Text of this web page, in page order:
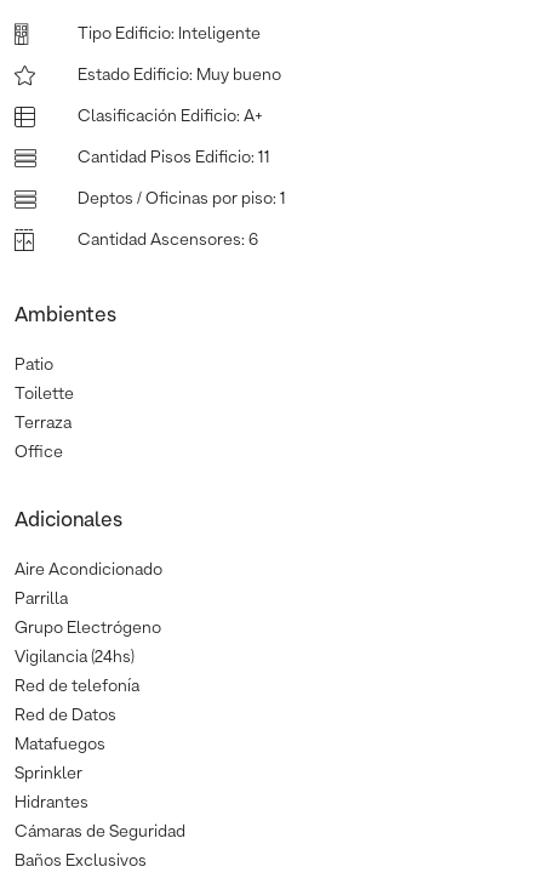
Tipo Edificio: Inteligente
Estado Edificio: Muy bueno
Clasificación Edificio: A+
Cantidad Pisos Edificio: 11
Deptos / Oficinas por piso: 1
Cantidad Ascensores: 6
Ambientes
Patio
Toilette
Terraza
Office
Adicionales
Aire Acondicionado
Parrilla
Grupo Electrógeno
Vigilancia (24hs)
Red de telefonía
Red de Datos
Matafuegos
Sprinkler
Hidrantes
Cámaras de Seguridad
Baños Exclusivos